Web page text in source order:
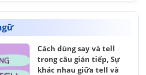
Cách dùng say và tell
trong câu gián tiếp, Sự
khác nhau giữa tell và